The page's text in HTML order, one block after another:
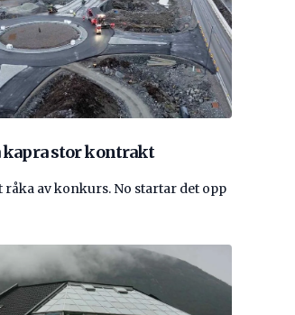
stor kontrakt
av konkurs. No startar det opp